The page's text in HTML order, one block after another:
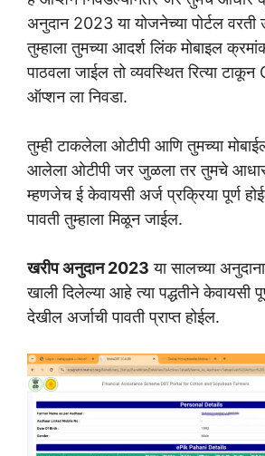
अनुदान 2023 या योजनेच्या पोर्टल
तुम्हाला तुमच्या आदर्श लिंक मोबाइल
पाठवला जाईल तो व्यवस्थित रित्या
ऑप्शन ला निवडा.
तुम्ही टाकलेला ओटीपी आणि तुमच्या
आलेला ओटीपी जर जुळला तर तुमचे आधार
म्हणजेच ई केवायसी अर्ज प्रक्रिया पूर्ण
पावती तुम्हाला मिळून जाईल.
खरीप अनुदान 2023 या सालच्या
खाली दिलेल्या आहे त्या पद्धतीने केवायसी
देखील अर्जाची पावती प्राप्त होईल.